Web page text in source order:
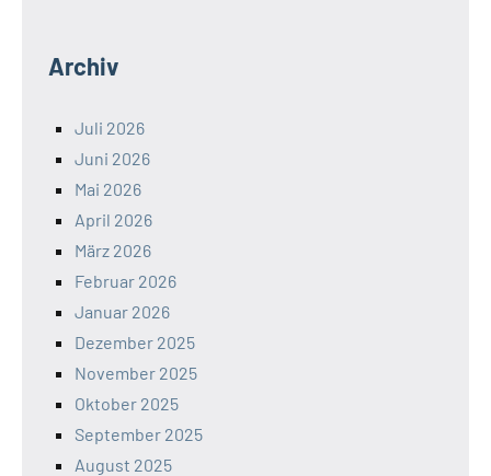
Archiv
Juli 2026
Juni 2026
Mai 2026
April 2026
März 2026
Februar 2026
Januar 2026
Dezember 2025
November 2025
Oktober 2025
September 2025
August 2025